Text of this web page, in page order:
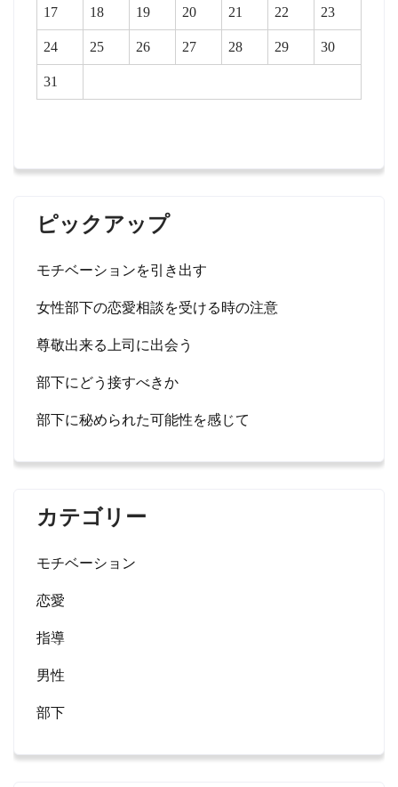
17 18 19 20 21 22 23
24 25 26 27 28 29 30
31
ピックアップ
モチベーションを引き出す
女性部下の恋愛相談を受ける時の注意
尊敬出来る上司に出会う
部下にどう接すべきか
部下に秘められた可能性を感じて
カテゴリー
モチベーション
恋愛
指導
男性
部下